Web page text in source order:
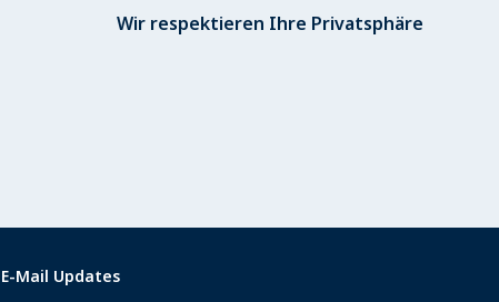
Wir respektieren Ihre Privatsphäre
E-Mail Updates